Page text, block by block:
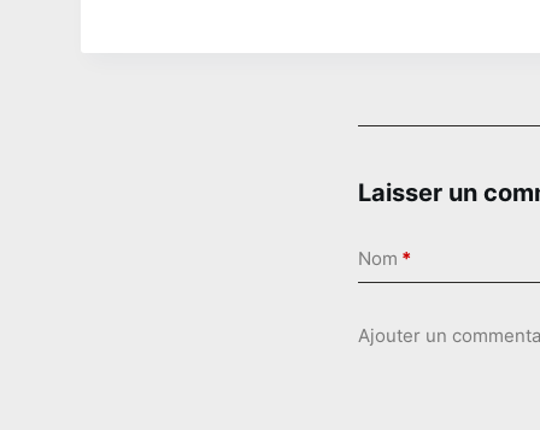
Laisser un
Nom *
Ajouter un